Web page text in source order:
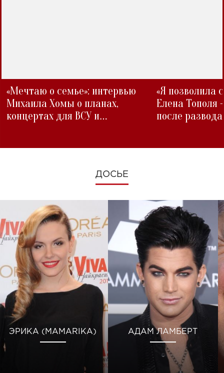
«Мечтаю о семье»: интервью
Михаила Хомы о планах,
концертах для ВСУ и
«Я позволила
Елена Тополя
после развода
ДОСЬЕ
ЭРИКА (MAMARIKA) АДАМ ЛАМБЕРТ